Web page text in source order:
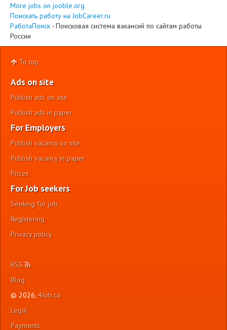
More jobs on jooble.org
Поискать работу на JobCareer.ru
РаботаПоиск - Поисковая система вакансий по сайтам работы
России
To top
Ads on site
Publish ads on site
Publish ads in paper
For Employers
Publish vacancy on site
Publish vacancy in paper
Prices
For Job seekers
Seeking for job
Registering
Privacy policy
RSS
Blog
© 2026, 4Job.co
Legal
Payments